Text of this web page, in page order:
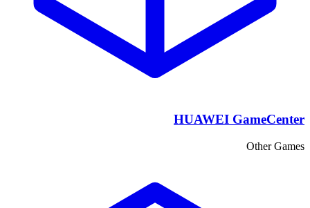
HUAWEI GameCenter
Other Games